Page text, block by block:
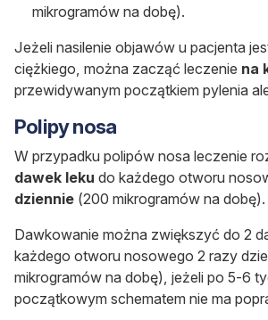
mikrogramów na dobę).
Jeżeli nasilenie objawów u pacjenta
ciężkiego, można zacząć leczenie na
przewidywanym początkiem pylenia
Polipy nosa
W przypadku polipów nosa leczenie
dawek leku do każdego otworu
dziennie (200 mikrogramów na dobę).
Dawkowanie można zwiększyć do 2
każdego otworu nosowego 2 razy
mikrogramów na dobę), jeżeli po 5-6
początkowym schematem nie ma